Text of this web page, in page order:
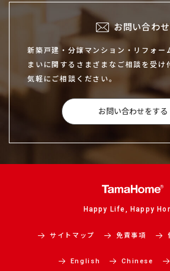
お問い合わせ
新築戸建・分譲マンション・リフォー
まいに関するさまざまなご相談を受け
気軽にご相談ください。
お問い合わせをする
Happy Life, Happy
サイトマップ 免責事項
English Chinese